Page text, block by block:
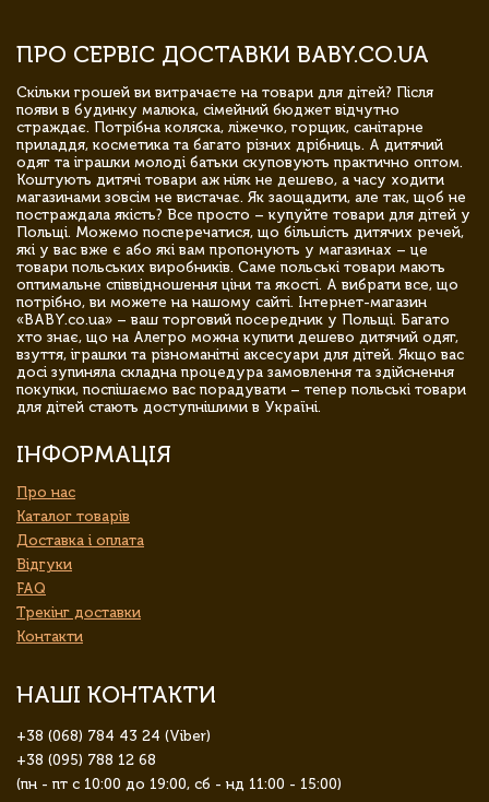
ПРО СЕРВІС ДОСТАВКИ BABY.CO.UA
Скільки грошей ви витрачаєте на товари для дітей? Після
появи в будинку малюка, сімейний бюджет відчутно
страждає. Потрібна коляска, ліжечко, горщик, санітарне
приладдя, косметика та багато різних дрібниць. А дитячий
одяг та іграшки молоді батьки скуповують практично оптом.
Коштують дитячі товари аж ніяк не дешево, а часу ходити
магазинами зовсім не вистачає. Як заощадити, але так, щоб не
постраждала якість? Все просто – купуйте товари для дітей у
Польщі. Можемо посперечатися, що більшість дитячих речей,
які у вас вже є або які вам пропонують у магазинах – це
товари польських виробників. Саме польські товари мають
оптимальне співвідношення ціни та якості. А вибрати все, що
потрібно, ви можете на нашому сайті. Інтернет-магазин
«BABY.co.ua» – ваш торговий посередник у Польщі. Багато
хто знає, що на Алегро можна купити дешево дитячий одяг,
взуття, іграшки та різноманітні аксесуари для дітей. Якщо вас
досі зупиняла складна процедура замовлення та здійснення
покупки, поспішаємо вас порадувати – тепер польські товари
для дітей стають доступнішими в Україні.
ІНФОРМАЦІЯ
Про нас
Каталог товарів
Доставка і оплата
Відгуки
FAQ
Трекінг доставки
Контакти
НАШІ КОНТАКТИ
+38 (068) 784 43 24 (Viber)
+38 (095) 788 12 68
(пн - пт с 10:00 до 19:00, сб - нд 11:00 - 15:00)